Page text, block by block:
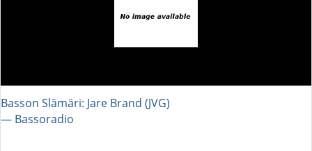
Basson Slämäri: Jare Brand (JVG)
― Bassoradio